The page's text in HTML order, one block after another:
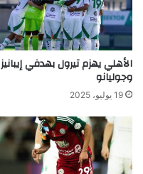
الأهلي يهزم تيرول بهدفي إيبانيز
وجوليانو
19 يوليو، 2025